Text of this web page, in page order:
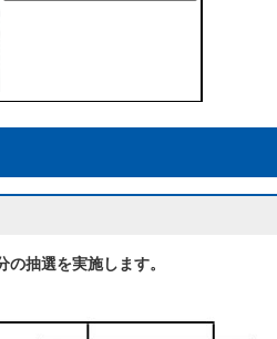
抽選を実施します。